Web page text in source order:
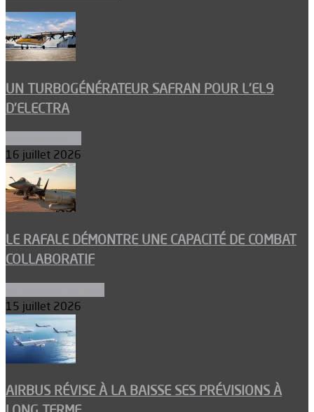
UN TURBOGÉNÉRATEUR SAFRAN POUR L’EL9
D’ELECTRA
16 juillet 2026
LE RAFALE DÉMONTRE UNE CAPACITÉ DE COMBAT
COLLABORATIF
15 juillet 2026
AIRBUS RÉVISE À LA BAISSE SES PRÉVISIONS À